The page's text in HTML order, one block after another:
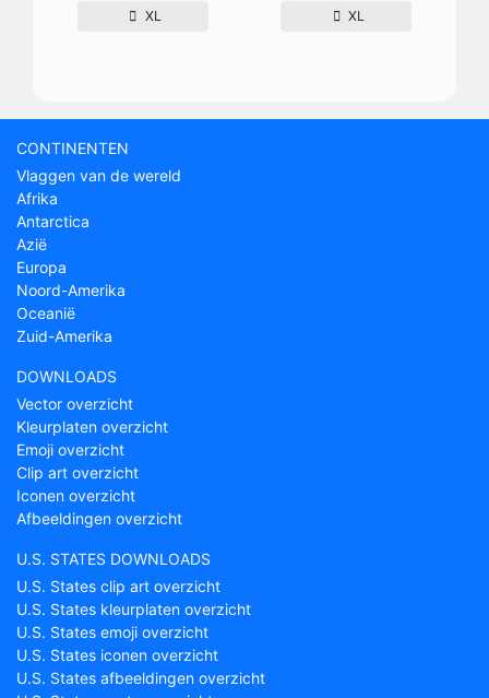
XL XL
CONTINENTEN
Vlaggen van de wereld
Afrika
Antarctica
Azië
Europa
Noord-Amerika
Oceanië
Zuid-Amerika
DOWNLOADS
Vector overzicht
Kleurplaten overzicht
Emoji overzicht
Clip art overzicht
Iconen overzicht
Afbeeldingen overzicht
U.S. STATES DOWNLOADS
U.S. States clip art overzicht
U.S. States kleurplaten overzicht
U.S. States emoji overzicht
U.S. States iconen overzicht
U.S. States afbeeldingen overzicht